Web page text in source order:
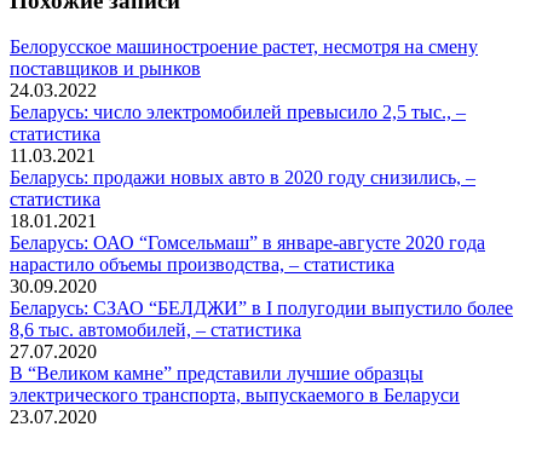
Белорусское машиностроение растет, несмотря на смену
поставщиков и рынков
24.03.2022
Беларусь: число электромобилей превысило 2,5 тыс., –
статистика
11.03.2021
Беларусь: продажи новых авто в 2020 году снизились, –
статистика
18.01.2021
Беларусь: ОАО “Гомсельмаш” в январе-августе 2020 года
нарастило объемы производства, – статистика
30.09.2020
Беларусь: СЗАО “БЕЛДЖИ” в I полугодии выпустило более
8,6 тыс. автомобилей, – статистика
27.07.2020
В “Великом камне” представили лучшие образцы
электрического транспорта, выпускаемого в Беларуси
23.07.2020